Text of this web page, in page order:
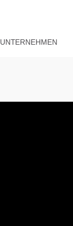
UNTERNEHMEN